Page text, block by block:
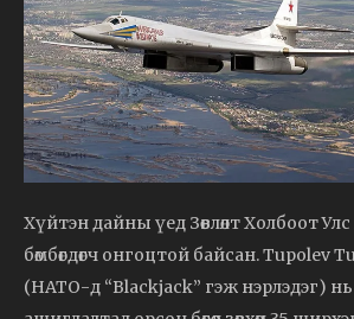
Хүйтэн дайны үед Зөвлөлт Холбоот Улс
бөмбөгдөгч онгоцтой байсан. Tupolev
(НАТО-д “Blackjack” гэж нэрлэдэг) нь